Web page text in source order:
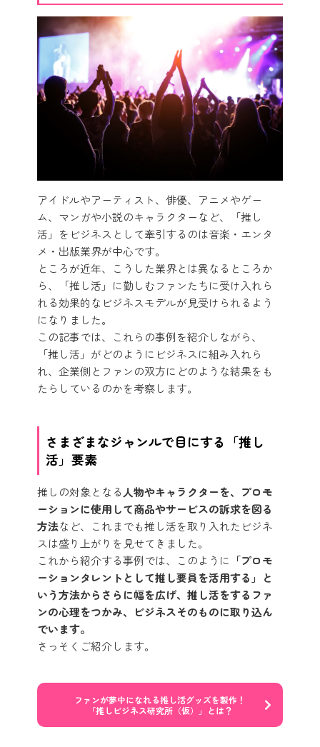
アイドルやアーティスト、俳優、アニメやゲー
ム、マンガや小説のキャラクターなど、「推し
活」をビジネスとして牽引するのは音楽・エンタ
メ・出版業界が中心です。
ところが近年、こうした業界とは異なるところか
ら、「推し活」に勤しむファンたちに受け入れら
れる効果的なビジネスモデルが見受けられるよう
になりました。
この記事では、これらの事例を紹介しながら、
「推し活」がどのようにビジネスに組み入れら
れ、企業側とファンの双方にどのような結果をも
たらしているのかを考察します。
さまざまなジャンルで目にする「推し
活」要素
推しの対象となる人物やキャラクターを、プロモ
ーションに使用して商品やサービスの訴求を図る
方法など、これまでも推し活を取り入れたビジネ
スは盛り上がりを見せてきました。
これから紹介する事例では、このように 「プロモ
ーションタレントとして推し要員を活用する」と
いう方法からさらに幅を広げ、推し活をするファ
ンの心理をつかみ、ビジネスそのものに取り込ん
でいます。
さっそくご紹介します。
ファンが夢中になれる推し活グッズを製作！
「推しビジネス研究所（仮）」とは？